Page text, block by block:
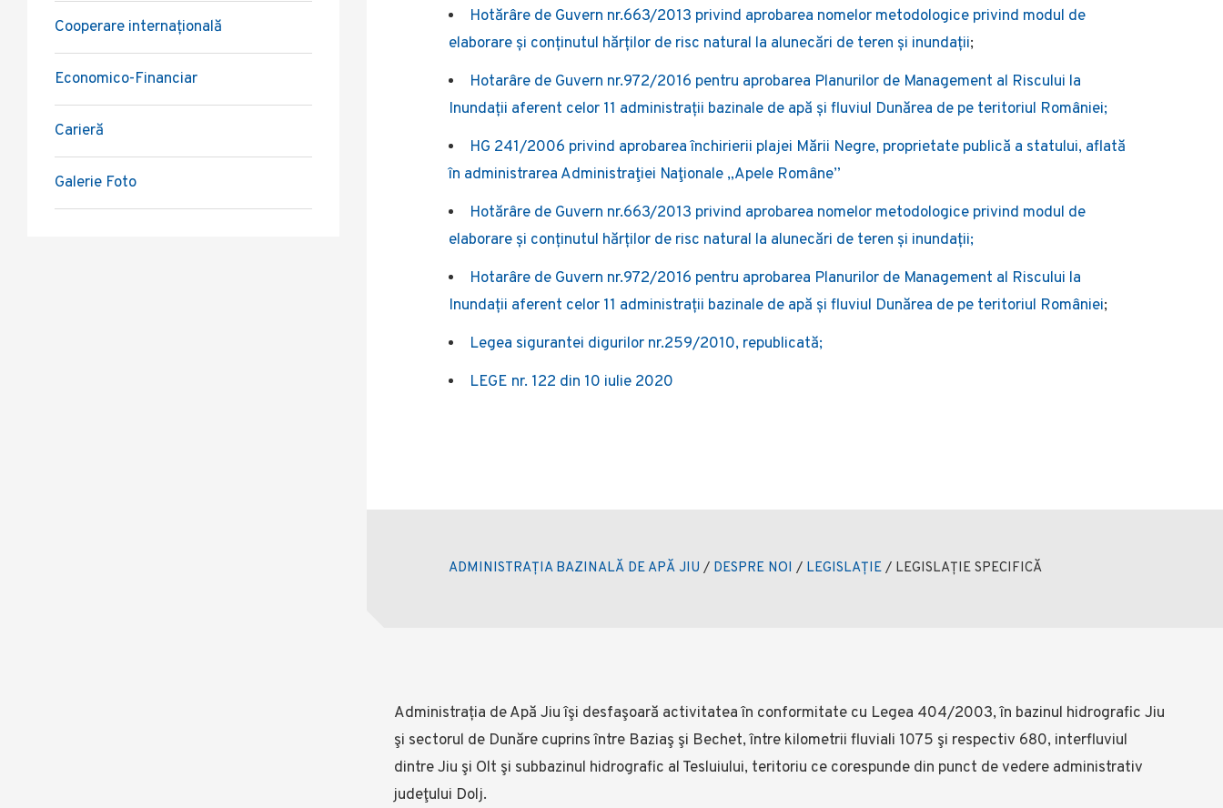
Hotărâre de Guvern nr.663/2013 privind aprobarea nomelor metodologice privind modul de
elaborare și conținutul hărților de risc natural la alunecări de teren și inundații;
Hotarâre de Guvern nr.972/2016 pentru aprobarea Planurilor de Management al Riscului la
Inundații aferent celor 11 administrații bazinale de apă și fluviul Dunărea de pe teritoriul României;
HG 241/2006 privind aprobarea închirierii plajei Mării Negre, proprietate publică a statului, aflată
în administrarea Administraţiei Naţionale „Apele Române”
Hotărâre de Guvern nr.663/2013 privind aprobarea nomelor metodologice privind modul de
elaborare și conținutul hărților de risc natural la alunecări de teren și inundații;
Hotarâre de Guvern nr.972/2016 pentru aprobarea Planurilor de Management al Riscului la
Inundații aferent celor 11 administrații bazinale de apă și fluviul Dunărea de pe teritoriul României;
Legea sigurantei digurilor nr.259/2010, republicată;
LEGE nr. 122 din 10 iulie 2020
ADMINISTRAȚIA BAZINALĂ DE APĂ JIU / DESPRE NOI / LEGISLAȚIE / LEGISLAȚIE SPECIFICĂ
Cooperare internațională
Economico-Financiar
Carieră
Galerie Foto
Administrația de Apă Jiu îşi desfaşoară activitatea în conformitate cu Legea 404/2003, în bazinul hidrografic Jiu
şi sectorul de Dunăre cuprins între Baziaş şi Bechet, între kilometrii fluviali 1075 şi respectiv 680, interfluviul
dintre Jiu şi Olt şi subbazinul hidrografic al Tesluiului, teritoriu ce corespunde din punct de vedere administrativ
judeţului Dolj.